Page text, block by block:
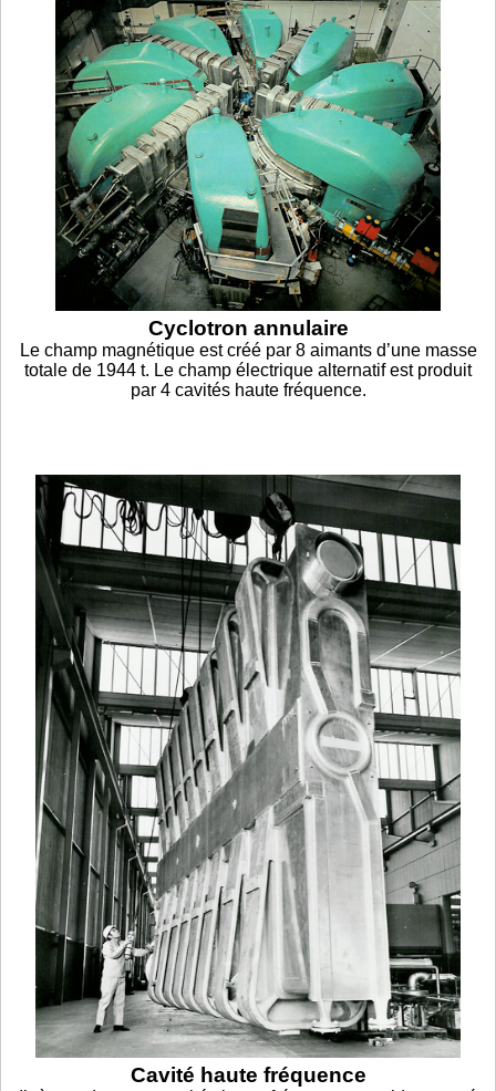
Cyclotron annulaire
Le champ magnétique est créé par 8 aimants d’une masse
totale de 1944 t. Le champ électrique alternatif est produit
par 4 cavités haute fréquence.
Cavité haute fréquence